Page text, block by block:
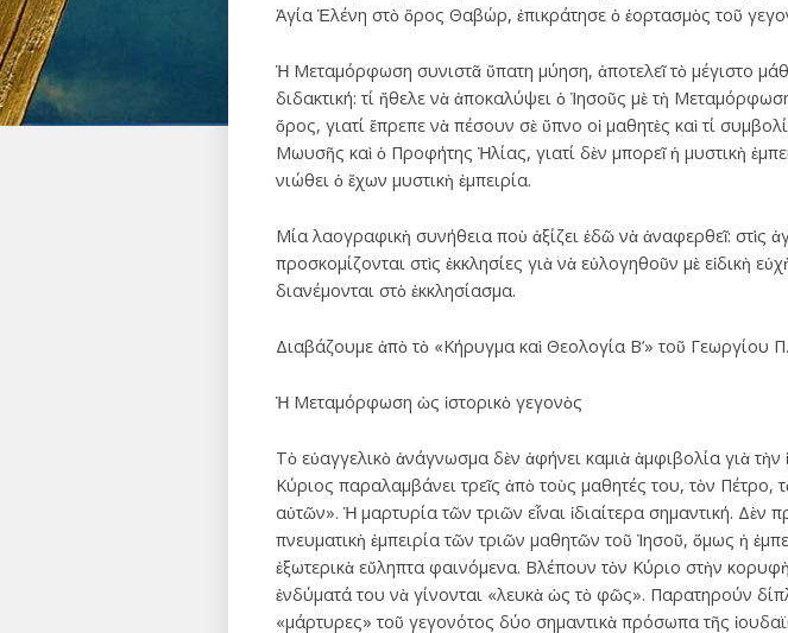
Ἁγία Ἑλένη στὸ ὅρος Θαβώρ, ἐπικράτησε ὁ ἑορτασμὸς τοῦ
Ἡ Μεταμόρφωση συνιστᾶ ὕπατη μύηση, ἀποτελεῖ τὸ μέγιστο
διδακτική: τί ἤθελε νὰ ἀποκαλύψει ὁ Ἰησοῦς μὲ τὴ
ὅρος, γιατί ἔπρεπε νὰ πέσουν σὲ ὕπνο οἱ μαθητὲς καὶ τί
Μωυσῆς καὶ ὁ Προφήτης Ἠλίας, γιατί δὲν μπορεῖ ἡ μυστικὴ
νιώθει ὁ ἔχων μυστικὴ ἐμπειρία.
Μία λαογραφικὴ συνήθεια ποὺ ἀξίζει ἐδῶ νὰ ἀναφερθεῖ: στὶς
προσκομίζονται στὶς ἐκκλησίες γιὰ νὰ εὐλογηθοῦν μὲ εἰδικὴ
διανέμονται στὸ ἐκκλησίασμα.
Διαβάζουμε ἀπὸ τὸ «Κήρυγμα καὶ Θεολογία Β’» τοῦ Γεωργίου
Ἡ Μεταμόρφωση ὡς ἱστορικὸ γεγονὸς
Τὸ εὐαγγελικὸ ἀνάγνωσμα δὲν ἀφήνει καμιὰ ἀμφιβολία γιὰ
Κύριος παραλαμβάνει τρεῖς ἀπὸ τοὺς μαθητές του, τὸν Πέτρο,
αὐτῶν». Ἡ μαρτυρία τῶν τριῶν εἶναι ἰδιαίτερα σημαντική. Δὲν
πνευματικὴ ἐμπειρία τῶν τριῶν μαθητῶν τοῦ Ἰησοῦ, ὅμως ἡ
ἐξωτερικὰ εὔληπτα φαινόμενα. Βλέπουν τὸν Κύριο στὴν
ἐνδύματά του νὰ γίνονται «λευκὰ ὡς τὸ φῶς». Παρατηρούν
«μάρτυρες» τοῦ γεγονότος δύο σημαντικὰ πρόσωπα τῆς